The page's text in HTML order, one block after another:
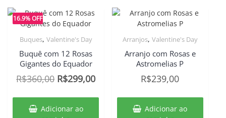
16.9% OFF
Buques, Valentine's Day
Buquê com 12 Rosas
Gigantes do Equador
R$360,00 O
original
R$299,00O
Adicionar ao
Arranjos, Valentine's Day
Arranjo com Rosas e
Astromelias P
R$239,00
Adicionar ao